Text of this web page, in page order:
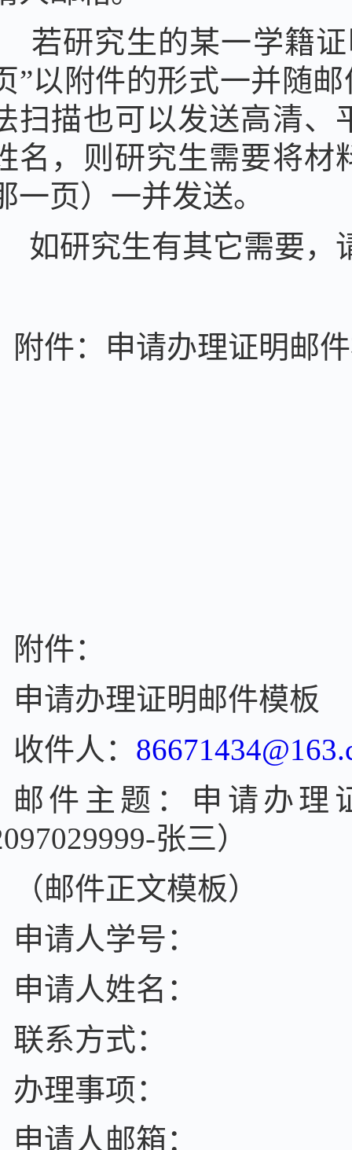
若研究生的某一学籍
”以附件的形式一并随
扫描也可以发送高清、
名，则研究生需要将材
一页）一并发送。
如研究生有其它需要，
附件：申请办理证明邮
附件：
申请办理证明邮件模板
收件人：
邮件主题：申请办理
张三）
（邮件正文模板）
申请人学号：
申请人姓名：
联系方式：
办理事项：
申请人邮箱：